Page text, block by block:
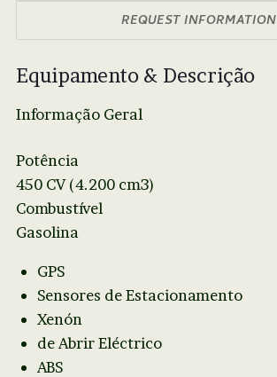
REQUEST INFORMATION
Equipamento & Descrição
Informação Geral
Potência
450 CV (4.200 cm3)
Combustível
Gasolina
GPS
Sensores de Estacionamento
Xenón
de Abrir Eléctrico
ABS